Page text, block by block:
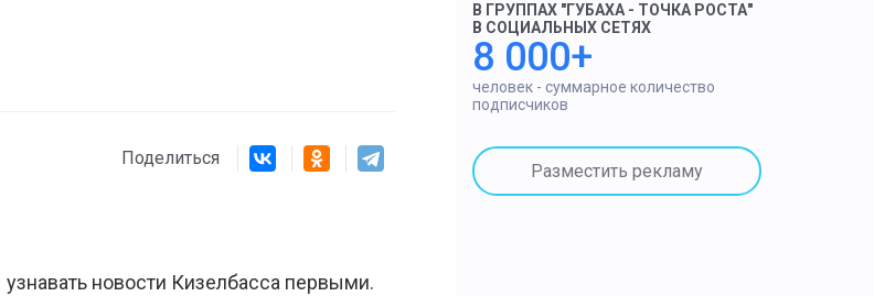
Поделиться
новости Кизелбасса первыми.
В ГРУППАХ "ГУБАХА - ТОЧКА РОСТА"
В СОЦИАЛЬНЫХ СЕТЯХ
8 000+
человек - суммарное количество
подписчиков
Разместить рекламу